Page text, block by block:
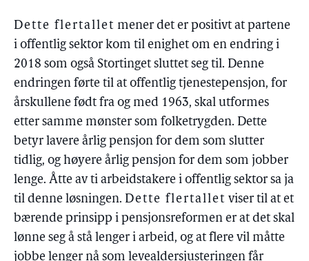
Dette flertallet mener det er positivt at partene
i offentlig sektor kom til enighet om en endring i
2018 som også Stortinget sluttet seg til. Denne
endringen førte til at offentlig tjenestepensjon, for
årskullene født fra og med 1963, skal utformes
etter samme mønster som folketrygden. Dette
betyr lavere årlig pensjon for dem som slutter
tidlig, og høyere årlig pensjon for dem som jobber
lenge. Åtte av ti arbeidstakere i offentlig sektor sa ja
til denne løsningen. Dette flertallet viser til at et
bærende prinsipp i pensjonsreformen er at det skal
lønne seg å stå lenger i arbeid, og at flere vil måtte
jobbe lenger nå som levealdersjusteringen får